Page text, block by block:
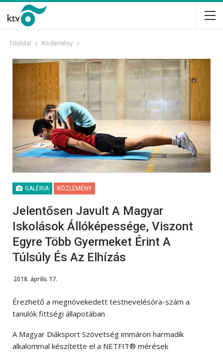
Főoldal Közlemény
GALÉRIA KÖZLEMÉNY
Jelentősen Javult A Magyar
Iskolások Állóképessége, Viszont
Egyre Több Gyermeket Érint A
Túlsúly És Az Elhízás
2018. április 17.
Érezhető a megnövekedett testnevelésóra-szám a
tanulók fittségi állapotában
A Magyar Diáksport Szövetség immáron harmadik
alkalommal készítette el a NETFIT® mérések